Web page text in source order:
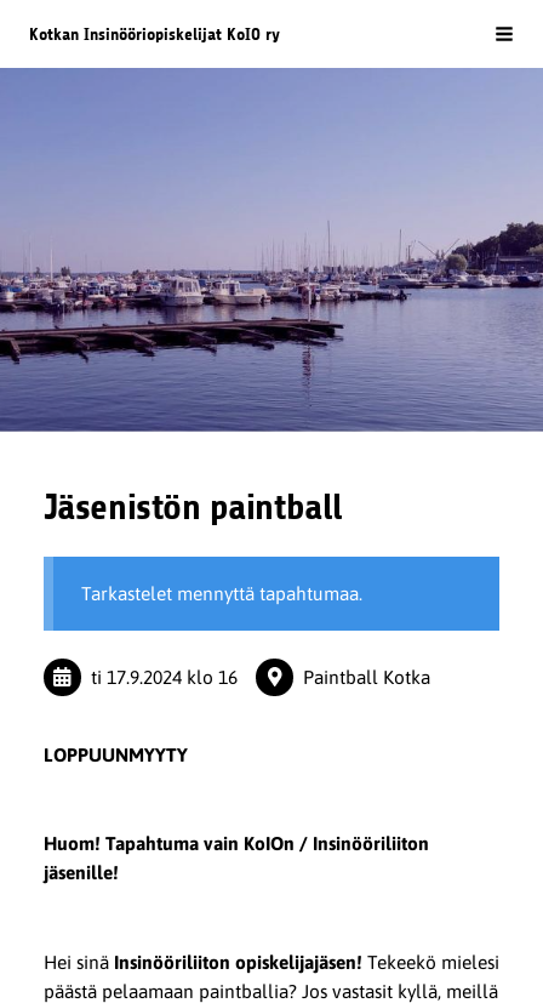
Siirry
Kotkan Insinööriopiskelijat KoIO ry
Jäsenistön paintball
Tarkastelet mennyttä tapahtumaa.
ti 17.9.2024 klo 16 Paintball Kotka
LOPPUUNMYYTY
Huom! Tapahtuma vain KoIOn / Insinööriliiton
jäsenille!
Hei sinä Insinööriliiton opiskelijajäsen! Tekeekö mielesi
päästä pelaamaan paintballia? Jos vastasit kyllä, meillä